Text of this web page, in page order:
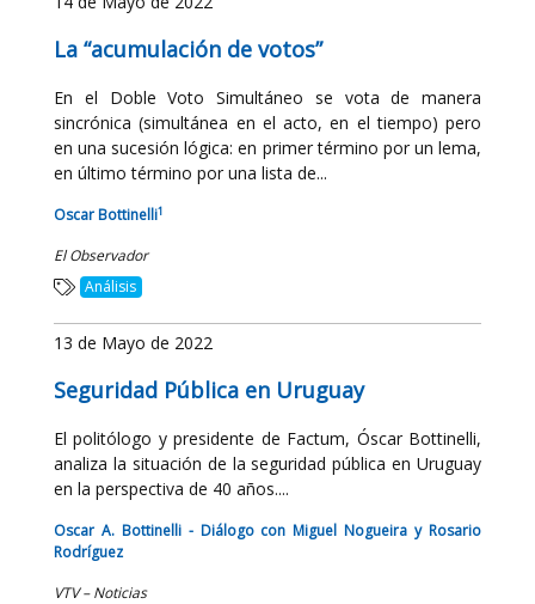
La “acumulación de votos”
En el Doble Voto Simultáneo se vota de manera
sincrónica (simultánea en el acto, en el tiempo) pero
en una sucesión lógica: en primer término por un lema,
en último término por una lista de...
Oscar Bottinelli1
El Observador
Análisis
13 de Mayo de 2022
Seguridad Pública en Uruguay
El politólogo y presidente de Factum, Óscar Bottinelli,
analiza la situación de la seguridad pública en Uruguay
en la perspectiva de 40 años....
Oscar A. Bottinelli - Diálogo con Miguel Nogueira y Rosario
Rodríguez
VTV – Noticias